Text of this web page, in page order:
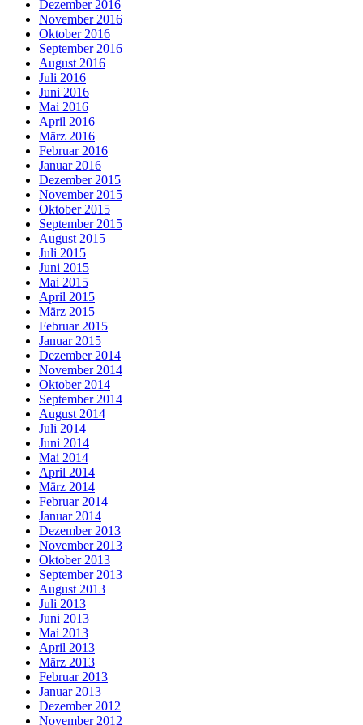
Dezember 2016
November 2016
Oktober 2016
September 2016
August 2016
Juli 2016
Juni 2016
Mai 2016
April 2016
März 2016
Februar 2016
Januar 2016
Dezember 2015
November 2015
Oktober 2015
September 2015
August 2015
Juli 2015
Juni 2015
Mai 2015
April 2015
März 2015
Februar 2015
Januar 2015
Dezember 2014
November 2014
Oktober 2014
September 2014
August 2014
Juli 2014
Juni 2014
Mai 2014
April 2014
März 2014
Februar 2014
Januar 2014
Dezember 2013
November 2013
Oktober 2013
September 2013
August 2013
Juli 2013
Juni 2013
Mai 2013
April 2013
März 2013
Februar 2013
Januar 2013
Dezember 2012
November 2012